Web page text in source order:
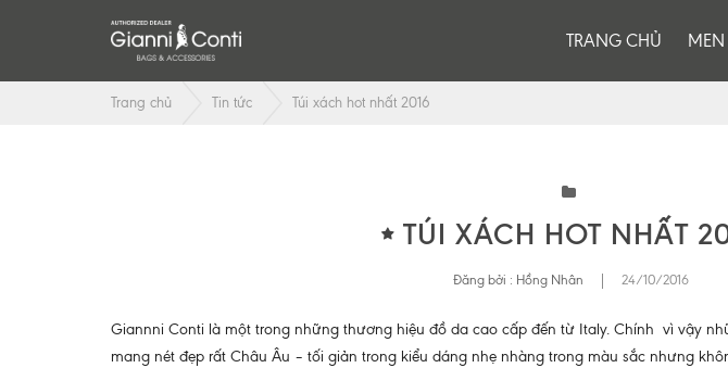
TRANG CHỦ MEN
Trang chủ Tin tức Túi xách hot nhất 2016
TÚI XÁCH HOT NHẤT
Đăng bởi : Hồng Nhân 24/10/2016
Giannni Conti là một trong những thương hiệu đồ da cao cấp đến từ Italy. Chính vì vậy
mang nét đẹp rất Châu Âu – tối giản trong kiểu dáng nhẹ nhàng trong màu sắc nhưng